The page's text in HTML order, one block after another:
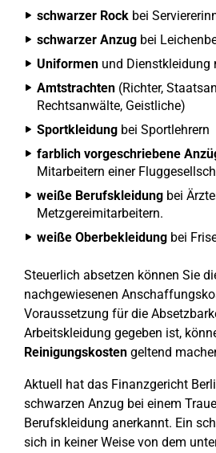
schwarzer Rock bei
schwarzer Anzug bei
Uniformen und Dienstkleidung
Amtstrachten (Richter,
Rechtsanwälte, Geistliche)
Sportkleidung bei Sportlehrern
farblich vorgeschriebene
Mitarbeitern einer
weiße Berufskleidung bei
Metzgereimitarbeitern.
weiße Oberbekleidung bei
Steuerlich absetzen können Sie
nachgewiesenen
Voraussetzung für die
Arbeitskleidung gegeben ist,
Reinigungskosten geltend
Aktuell hat das Finanzgericht
schwarzen Anzug bei einem
Berufskleidung anerkannt. Ein
sich in keiner Weise von dem